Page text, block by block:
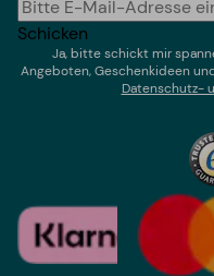
Schicken
Ja, bitte schickt mir
Angeboten, Geschenkideen
Datenschutz-